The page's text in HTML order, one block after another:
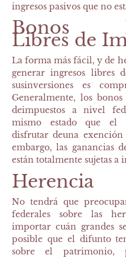
ingresos pasivos que no
Bonos
Libres de
La forma más fácil, y de
generar ingresos libres
susinversiones es
Generalmente, los
deimpuestos a nivel
mismo estado que el
disfrutar deuna
embargo, las ganancias
están totalmente sujetas a
Herencia
No tendrá que
federales sobre las
importar cuán grandes
posible que el difunto
sobre el